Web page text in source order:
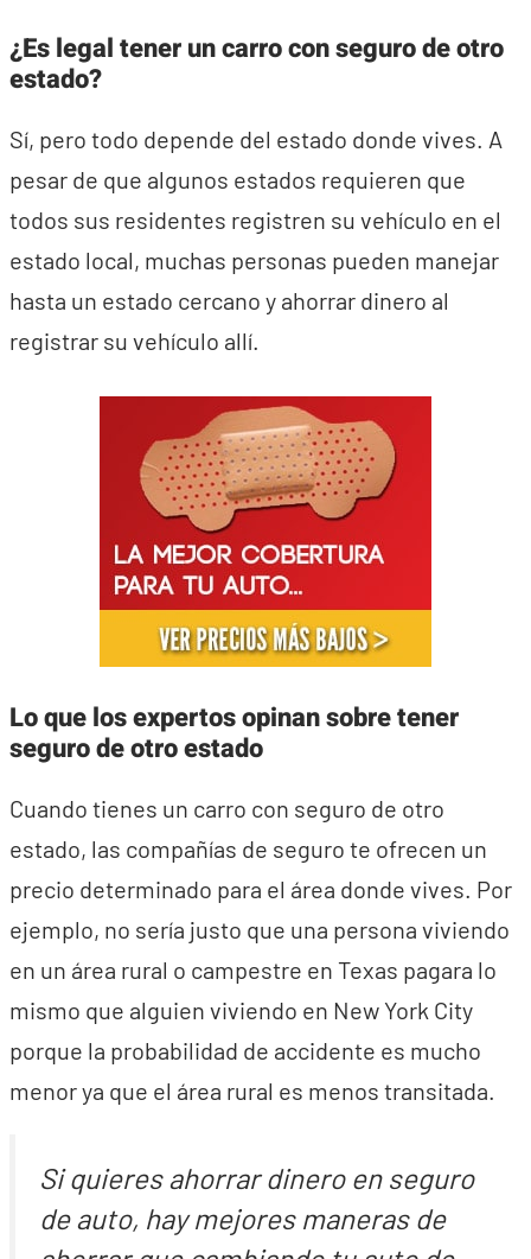
¿Es legal tener un carro con seguro de otro
estado?
Sí, pero todo depende del estado donde vives. A
pesar de que algunos estados requieren que
todos sus residentes registren su vehículo en el
estado local, muchas personas pueden manejar
hasta un estado cercano y ahorrar dinero al
registrar su vehículo allí.
Lo que los expertos opinan sobre tener
seguro de otro estado
Cuando tienes un carro con seguro de otro
estado, las compañías de seguro te ofrecen un
precio determinado para el área donde vives. Por
ejemplo, no sería justo que una persona viviendo
en un área rural o campestre en Texas pagara lo
mismo que alguien viviendo en New York City
porque la probabilidad de accidente es mucho
menor ya que el área rural es menos transitada.
Si quieres ahorrar dinero en seguro
de auto, hay mejores maneras de